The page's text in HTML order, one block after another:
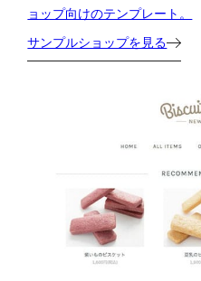
ョップ向けのテンプレート。
サンプルショップを見る